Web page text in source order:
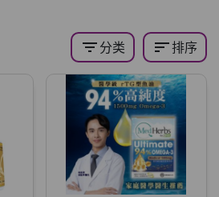
filter_list分类 sort排序